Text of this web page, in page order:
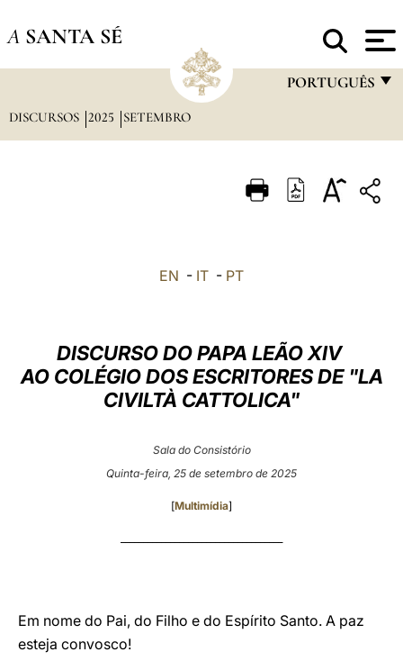
A SANTA SÉ
PORTUGUÊS
ITALIANO
العربيّة
中文
DISCURSOS 2025 SETEMBRO
EN - IT - PT
DISCURSO DO PAPA LEÃO XIV
AO COLÉGIO DOS ESCRITORES DE "LA
CIVILTÀ CATTOLICA"
Sala do Consistório
Quinta-feira, 25 de setembro de 2025
[Multimídia]
Em nome do Pai, do Filho e do Espírito Santo. A paz
esteja convosco!